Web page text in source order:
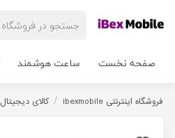
صفحه نخست ساعت هوشمند
فروشگاه اینترنتی ibexmobile / کالای دیجیتال